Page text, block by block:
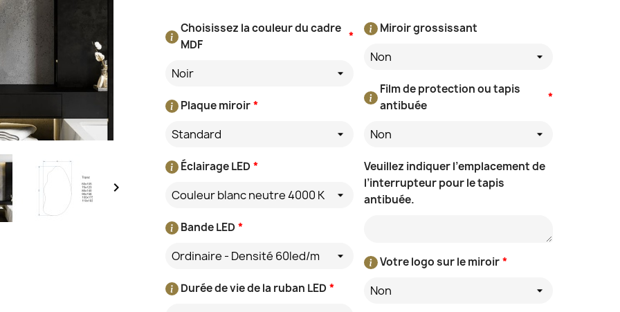

*
Choisissez la couleur du cadre
MDF
Noir
*
Plaque miroir
Standard
*
Éclairage LED
Couleur blanc neutre 4000 K
*
Bande LED
Ordinaire - Densité 60led/m
*
Durée de vie de la ruban LED
Miroir grossissant
Non
*
Film de protection ou tapis
antibuée
Non
Veuillez indiquer l’emplacement de
l’interrupteur pour le tapis
antibuée.
*
Votre logo sur le miroir
Non